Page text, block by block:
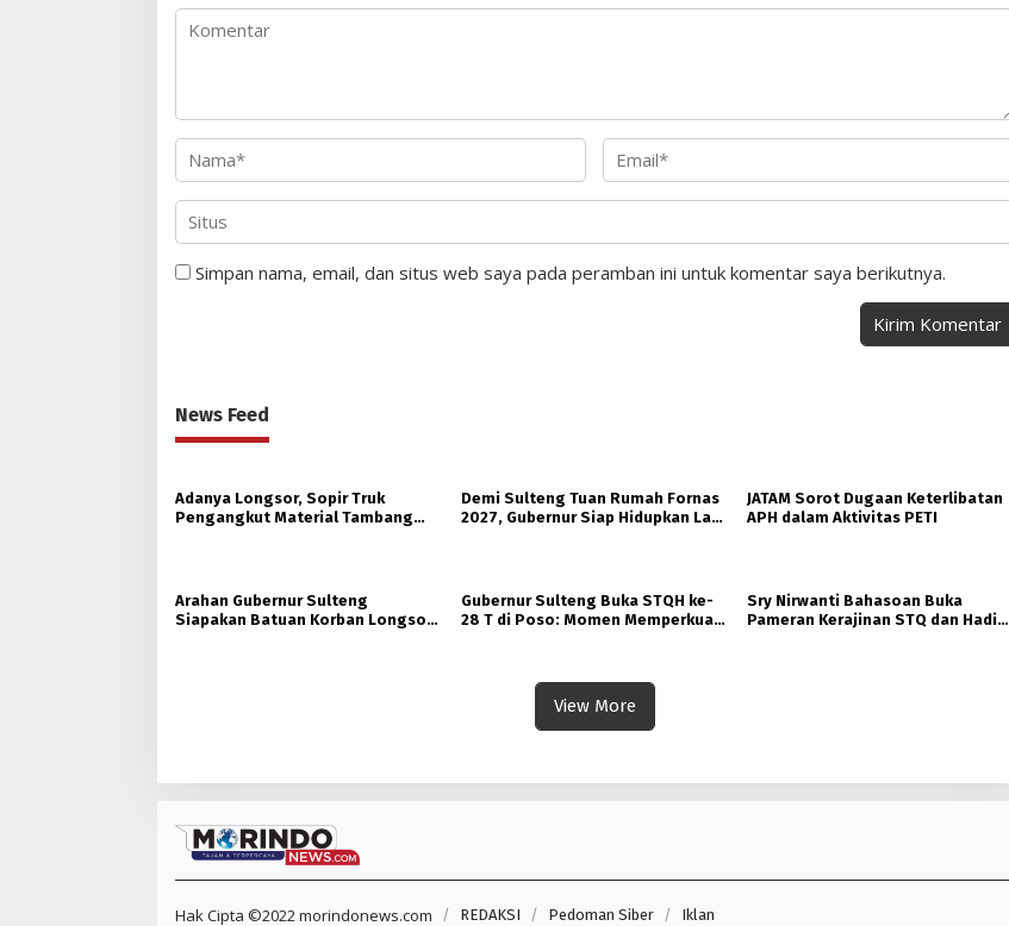
Simpan nama, email, dan situs web saya pada peramban ini untuk komentar saya berikutnya.
News Feed
Adanya Longsor, Sopir Truk
Pengangkut Material Tambang
Demi Sulteng Tuan Rumah Fornas
2027, Gubernur Siap Hidupkan Lagi
JATAM Sorot Dugaan Keterlibatan
APH dalam Aktivitas PETI
Arahan Gubernur Sulteng
Siapakan Batuan Korban Longsor,
Gubernur Sulteng Buka STQH ke-
28 T di Poso: Momen Memperkuat
Sry Nirwanti Bahasoan Buka
Pameran Kerajinan STQ dan Hadits
View More
Hak Cipta ©2022 morindonews.com REDAKSI Pedoman Siber Iklan